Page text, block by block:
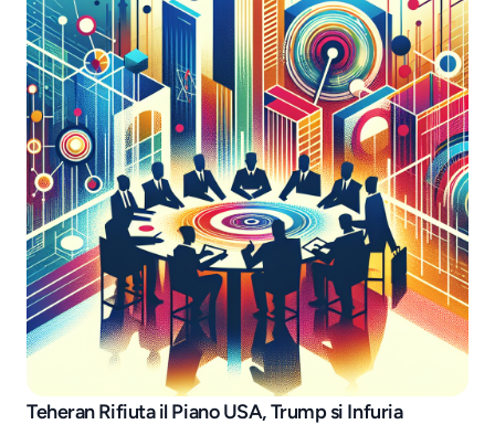
Job openings
Teheran Rifiuta il Piano USA, Trump si Infuria